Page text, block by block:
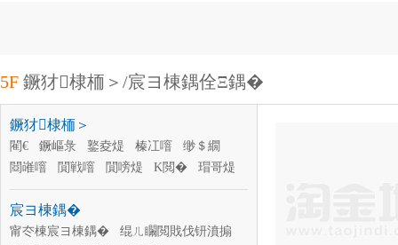
5F 鐝犲棣栭＞/宸ヨ棟鍝佺Ξ鍝�
鐝犲棣栭＞
閵€ 鐝嶇彔 鐜夌煶 榛冮噾
缈＄繝
閸嶉噾
閴戦噾 閴嗙煶 K閲�
瑁哥煶
閳€閲�
褰╁
宸ヨ棟鍝�
甯冭棟宸ヨ棟鍝�
绲ㄦ矙閲戝伐钘濆搧